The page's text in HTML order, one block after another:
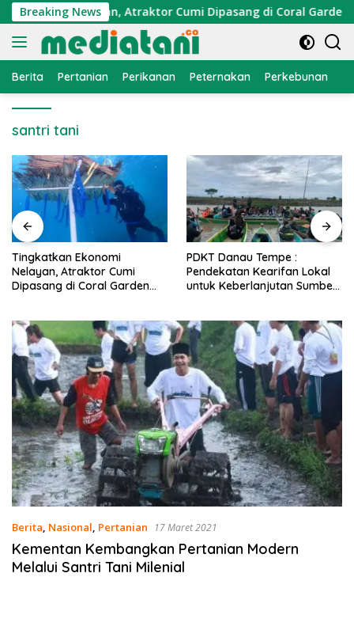
Langsung
ke
konten
Breaking News
Nelayan, Atraktor Cumi Dipasang di Coral Garden
Berita Pertanian Perikanan Peternakan Perkebunan
santri tani
PDKT Danau Tempe :
Pendekatan Kearifan Lokal
untuk Keberlanjutan Sumber
Cara Mengatasi Penyakit
PMK pada Sapi Perah Secara
Alami dan Medis
Berita, Nasional, Pertanian 17 Maret 2021
Kementan Kembangkan Pertanian Modern
Melalui Santri Tani Milenial